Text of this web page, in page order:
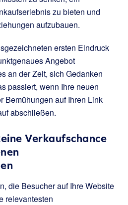
zu bieten und
aufzubauen.
ersten Eindruck
Angebot
an der Zeit, sich Gedanken
passiert, wenn Ihre neuen
Bemühungen auf Ihren Link
abschließen.
Verkaufschance
die Besucher auf Ihre Website
relevantesten